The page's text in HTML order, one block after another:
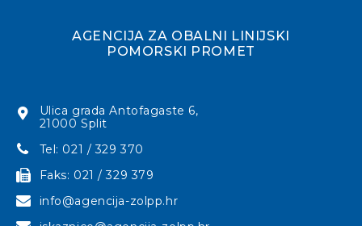
AGENCIJA ZA OBALNI LINIJSKI
POMORSKI PROMET
Ulica grada Antofagaste 6,
21000 Split
Tel: 021 / 329 370
Faks: 021 / 329 379
info@agencija-zolpp.hr